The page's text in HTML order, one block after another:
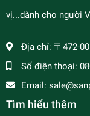
vị...dành cho người
Địa chỉ: 〒472-
Số điện thoại:
Email:
Tìm hiểu thêm